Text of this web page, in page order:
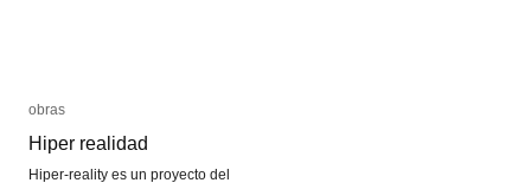
obras
Hiper realidad
Hiper-reality es un proyecto del
obras
Hiper realidad